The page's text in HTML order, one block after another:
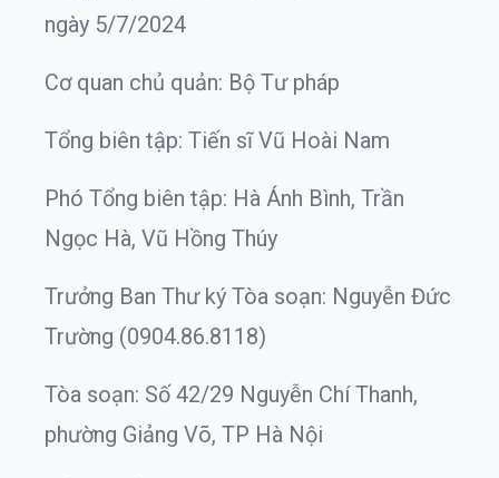
ngày 5/7/2024
Cơ quan chủ quản: Bộ Tư pháp
Tổng biên tập: Tiến sĩ Vũ Hoài Nam
Phó Tổng biên tập: Hà Ánh Bình, Trần
Ngọc Hà, Vũ Hồng Thúy
Trưởng Ban Thư ký Tòa soạn: Nguyễn Đức
Trường (0904.86.8118)
Tòa soạn: Số 42/29 Nguyễn Chí Thanh,
phường Giảng Võ, TP Hà Nội